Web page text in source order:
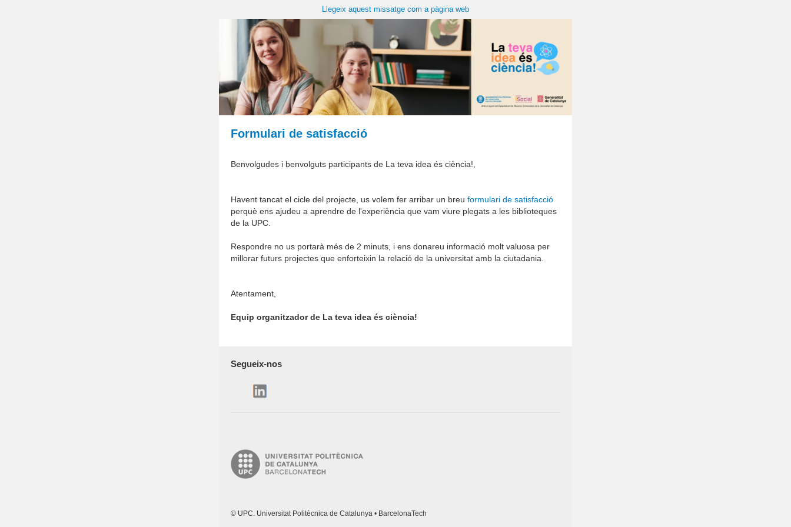
Llegeix aquest missatge com a pàgina web
Formulari de satisfacció
Benvolgudes i benvolguts participants de La teva idea és ciència!,
Havent tancat el cicle del projecte, us volem fer arribar un breu formulari de satisfacció
perquè ens ajudeu a aprendre de l'experiència que vam viure plegats a les biblioteques
de la UPC.
Respondre no us portarà més de 2 minuts, i ens donareu informació molt valuosa per
millorar futurs projectes que enforteixin la relació de la universitat amb la ciutadania.
Atentament,
Equip organitzador de La teva idea és ciència!
Segueix-nos
© UPC. Universitat Politècnica de Catalunya • BarcelonaTech